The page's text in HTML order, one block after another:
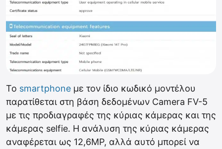
Το smartphone με τον ίδιο κωδικό μοντέλου
παρατίθεται στη βάση δεδομένων Camera FV-5
με τις προδιαγραφές της κύριας κάμερας και της
κάμερας selfie. Η ανάλυση της κύριας κάμερας
αναφέρεται ως 12,6MP, αλλά αυτό μπορεί να